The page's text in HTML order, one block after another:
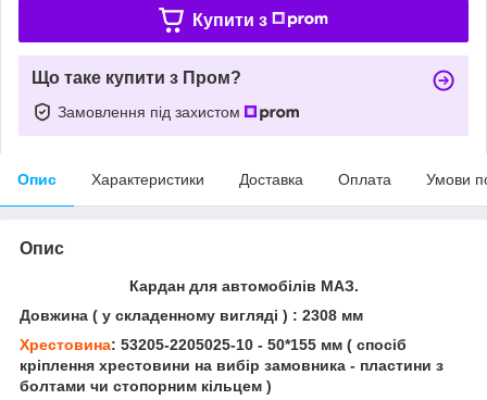
Купити з
Що таке купити з Пром?
Замовлення під захистом
Опис Характеристики Доставка Оплата Умови
Опис
Кардан для автомобілів МАЗ.
Довжина ( у складенному вигляді ) : 2308 мм
Хрестовина: 53205-2205025-10 - 50*155 мм ( спосіб
кріплення хрестовини на вибір замовника - пластини з
болтами чи стопорним кільцем )